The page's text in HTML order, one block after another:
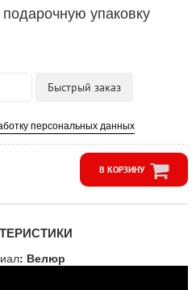
упаковку
персональных данных
В КОРЗИНУ
: Велюр